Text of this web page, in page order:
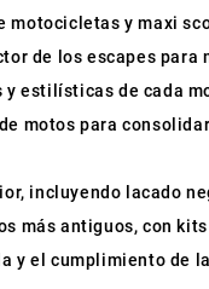
motocicletas y maxi
de los escapes para
estilísticas de cada
motos para
incluyendo lacado
más antiguos, con
y el cumplimiento de